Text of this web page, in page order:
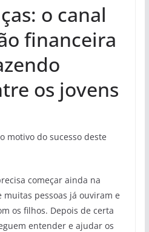
o canal
financeira
os jovens
motivo do sucesso deste
começar ainda na
muitas pessoas já ouviram e
os filhos. Depois de certa
entender e ajudar os